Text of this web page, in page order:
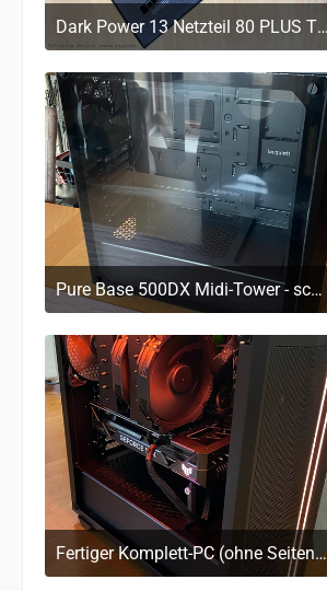
Dark Power 13 Netzteil 80 PLUS Titanium, ATX 3.0 - 850 Watt
29. März 2023 um 11:20
Pure Base 500DX Midi-Tower - schwarz
29. März 2023 um 11:20
Fertiger Komplett-PC (ohne Seitenscheibe), eingeschaltet
29. März 2023 um 11:17